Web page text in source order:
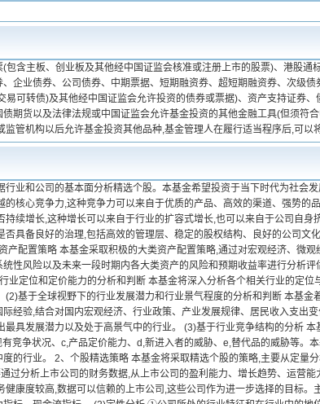
含主板、创业板及其他经中国证监会核准或注册上市的股票)、港股通
企业债券、公司债券、中期票据、短期融资券、超短期融资券、次级
易可转债)及其他经中国证监会允许投资的债券或票据)、资产支持证券
期货以及法律法规或中国证监会允许基金投资的其他金融工具(但须符
管机构以后允许基金投资其他品种,基金管理人在履行适当程序后,可以
业和公司的基本面分析精选个股。本基金希望投资于当下时代为社会
核心竞争力,这种竞争力可以来自于优质的产品、高效的渠道、强势的
续增长,这种增长可以来自于行业的扩容式增长,也可以来自于公司自身
否具备良好的治理,包括高效的管理层、稳定的股权结构、良好的公司文
产配置策略 本基金采取积极的大类资产配置策略,通过对宏观经济、微观
性风险以及未来一段时期内各大类资产的风险和预期收益率进行分析
业定位和定价能力的分析和判断 本基金将深入分析各个相关行业的定位
基于全球视野下的行业发展潜力和行业景气程度的分析和判断 本基金
经验,结合对国内宏观经济、行业政策、产业发展规律、居民收入支出
最具发展潜力以及处于高景气中的行业。 (3)基于行业竞争结构的分析
竞争状况、c,产品定价能力、d,新进入者的威胁、e,替代品的威胁等。
的行业。 2、个股精选策略 本基金将采取精选个股的策略,主要从定量
过分析上市公司的财务数据,从上市公司的盈利能力、增长趋势、运营
康度较高,数据可以信赖的上市公司,这些公司作为进一步选择的目标。